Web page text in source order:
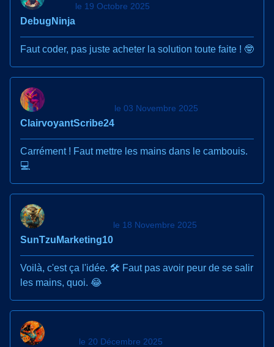
DebugNinja
le 19 Octobre 2025
Faut coder, pas juste acheter la solution toute faite ! 🤓
ClairvoyantScribe24
le 03 Novembre 2025
Carrément ! Faut mettre les mains dans le cambouis.
💻
SunTzuMarketing10
le 18 Novembre 2025
Voilà, c'est ça l'idée. 🛠️ Faut pas avoir peur de se salir
les mains, quoi. 😂
le 20 Décembre 2025